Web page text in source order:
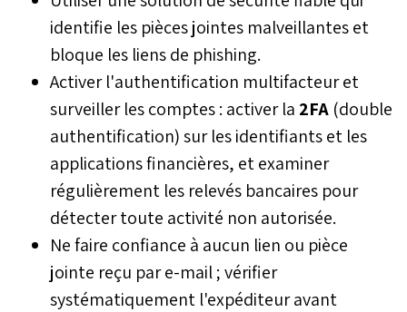
identifie les pièces jointes malveillantes et
bloque les liens de phishing.
Activer l'authentification multifacteur et
surveiller les comptes : activer la 2FA (double
authentification) sur les identifiants et les
applications financières, et examiner
régulièrement les relevés bancaires pour
détecter toute activité non autorisée.
Ne faire confiance à aucun lien ou pièce
jointe reçu par e-mail ; vérifier
systématiquement l'expéditeur avant